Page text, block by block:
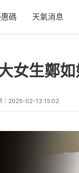
碼 天氣消息
女生鄭
2025-02-13 15:02